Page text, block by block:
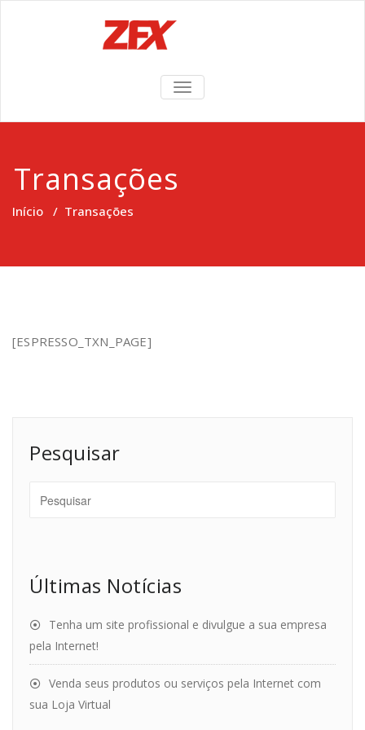
TOGGLE
NAVIGATION
Transações
Início / Transações
[ESPRESSO_TXN_PAGE]
Pesquisar
Últimas Notícias
Tenha um site profissional e divulgue a sua empresa
pela Internet!
Venda seus produtos ou serviços pela Internet com
sua Loja Virtual